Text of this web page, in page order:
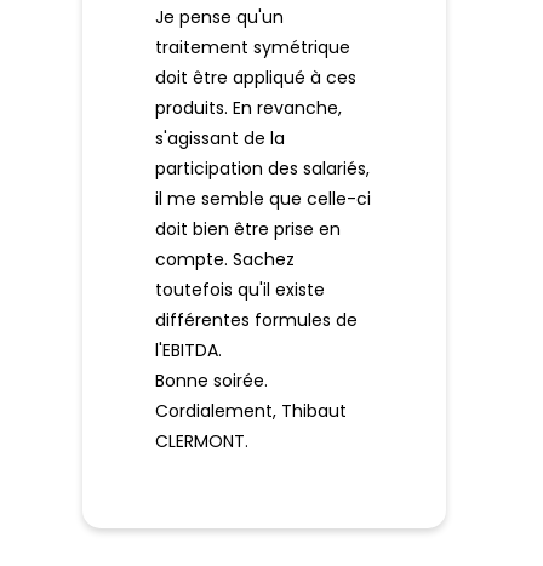
Je pense qu'un
traitement symétrique
doit être appliqué à ces
produits. En revanche,
s'agissant de la
participation des salariés,
il me semble que celle-ci
doit bien être prise en
compte. Sachez
toutefois qu'il existe
différentes formules de
l'EBITDA.
Bonne soirée.
Cordialement, Thibaut
CLERMONT.